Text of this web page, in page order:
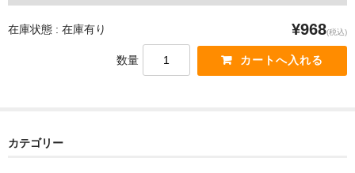
在庫状態 : 在庫有り ¥968(税込)
数量
カテゴリー